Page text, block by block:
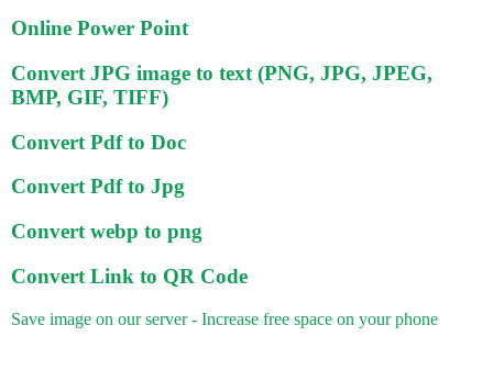
Online Power Point
Convert JPG image to text (PNG, JPG, JPEG,
BMP, GIF, TIFF)
Convert Pdf to Doc
Convert Pdf to Jpg
Convert webp to png
Convert Link to QR Code
Save image on our server - Increase free space on your phone